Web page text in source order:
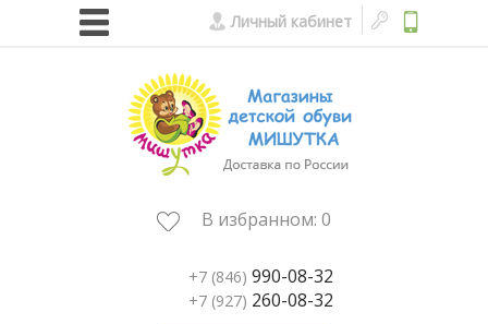
Личный кабинет
В избранном: 0
+7 (846) 990-08-32
+7 (927) 260-08-32